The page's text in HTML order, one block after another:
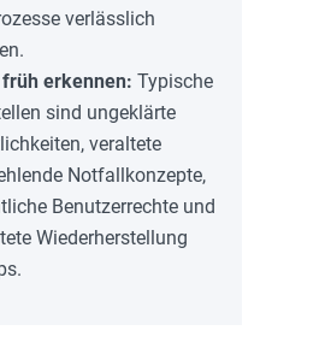
verlässlich
erkennen: Typische
sind ungeklärte
veraltete
Notfallkonzepte,
Benutzerrechte und
Wiederherstellung